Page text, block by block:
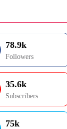
78.9k
Followers
35.6k
Subscribers
75k